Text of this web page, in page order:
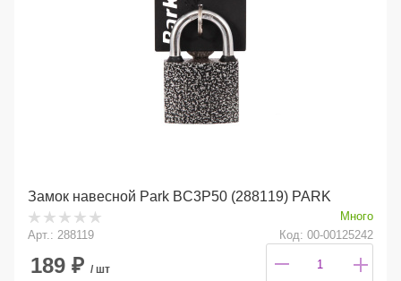
Замок навесной Park BC3P50 (288119) PARK
Много
Арт.: 288119
Код: 00-00125242
189 ₽ / шт